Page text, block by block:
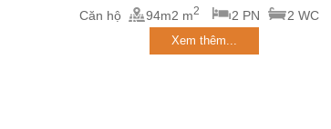
Căn hộ
94m2 m2 2 PN 2 WC
Xem thêm...